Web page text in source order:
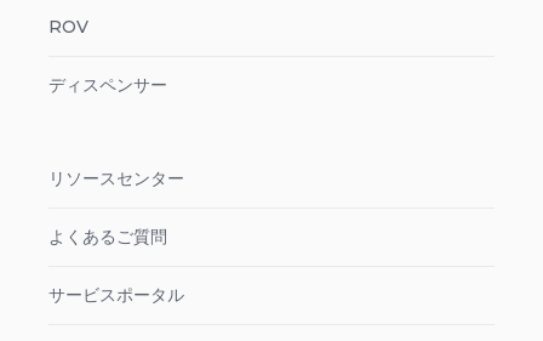
ROV
ディスペンサー
リソースセンター
よくあるご質問
サービスポータル